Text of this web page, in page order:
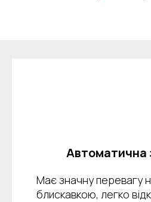
Автоматична
Має значну перевагу
блискавкою, легко